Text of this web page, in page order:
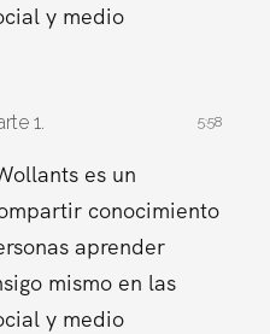
y medio
1. 5:58
es un
conocimiento
aprender
mismo en las
y medio